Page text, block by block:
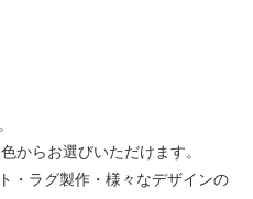
からお選びいただけます。
・ラグ製作・様々なデザインの